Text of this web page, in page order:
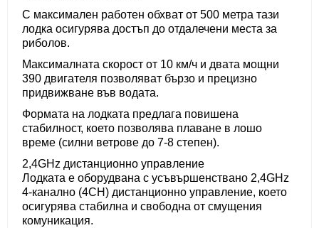
С максимален работен обхват от 500 метра тази
лодка осигурява достъп до отдалечени места за
риболов.
Максималната скорост от 10 км/ч и двата мощни
390 двигателя позволяват бързо и прецизно
придвижване във водата.
Формата на лодката предлага повишена
стабилност, което позволява плаване в лошо
време (силни ветрове до 7-8 степен).
2,4GHz дистанционно управление
Лодката е оборудвана с усъвършенствано 2,4GHz
4-канално (4CH) дистанционно управление, което
осигурява стабилна и свободна от смущения
комуникация.